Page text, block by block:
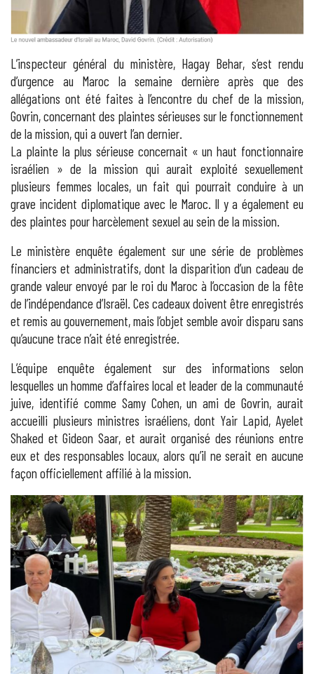
L’inspecteur général du ministère, Hagay Behar, s’est rendu
d’urgence au Maroc la semaine dernière après que des
allégations ont été faites à l’encontre du chef de la mission,
Govrin, concernant des plaintes sérieuses sur le fonctionnement
de la mission, qui a ouvert l’an dernier.
La plainte la plus sérieuse concernait « un haut fonctionnaire
israélien » de la mission qui aurait exploité sexuellement
plusieurs femmes locales, un fait qui pourrait conduire à un
grave incident diplomatique avec le Maroc. Il y a également eu
des plaintes pour harcèlement sexuel au sein de la mission.
Le ministère enquête également sur une série de problèmes
financiers et administratifs, dont la disparition d’un cadeau de
grande valeur envoyé par le roi du Maroc à l’occasion de la fête
de l’indépendance d’Israël. Ces cadeaux doivent être enregistrés
et remis au gouvernement, mais l’objet semble avoir disparu sans
qu’aucune trace n’ait été enregistrée.
L’équipe enquête également sur des informations selon
lesquelles un homme d’affaires local et leader de la communauté
juive, identifié comme Samy Cohen, un ami de Govrin, aurait
accueilli plusieurs ministres israéliens, dont Yair Lapid, Ayelet
Shaked et Gideon Saar, et aurait organisé des réunions entre
eux et des responsables locaux, alors qu’il ne serait en aucune
façon officiellement affilié à la mission.